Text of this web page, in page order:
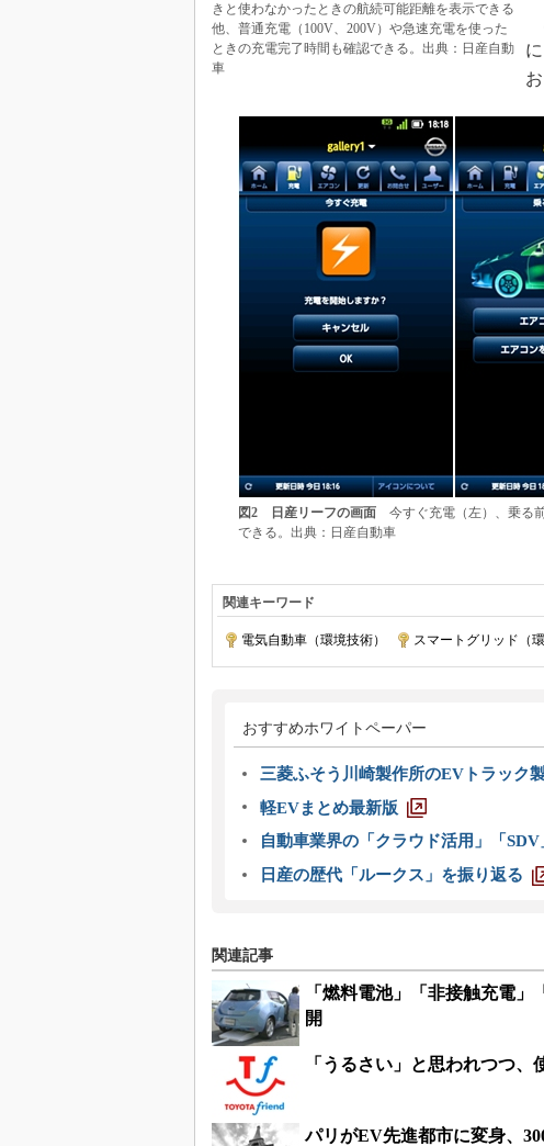
きと使わなかったときの航続可能距離を表示できる
他、普通充電（100V、200V）や急速充電を使った
ときの充電完了時間も確認できる。出典：日産自動
車
図2 日産リーフの画面今すぐ充電（左）、乗る前
できる。出典：日産自動車
関連キーワード
電気自動車（環境技術） スマートグリッド（環
おすすめホワイトペーパー
三菱ふそう川崎製作所のEVトラック
軽EVまとめ最新版
自動車業界の「クラウド活用」「
日産の歴代「ルークス」を振り返る
関連記事
「燃料電池」「非接触充電
開
「うるさい」と思われつつ
パリがEV先進都市に変身、